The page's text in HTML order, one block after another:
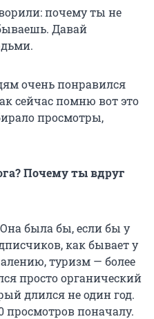
почему ты не
Давай
очень понравился
сейчас помню вот это
просмотры,
Почему ты вдруг
была бы, если бы у
как бывает у
туризм — более
просто органический
длился не один год.
просмотров поначалу.